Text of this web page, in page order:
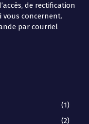
de rectification
vous concernent.
par courriel
(1)
(2)